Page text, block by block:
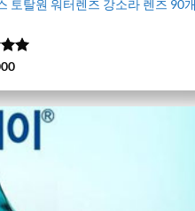
토탈원 워터렌즈 강소라 렌즈 90개